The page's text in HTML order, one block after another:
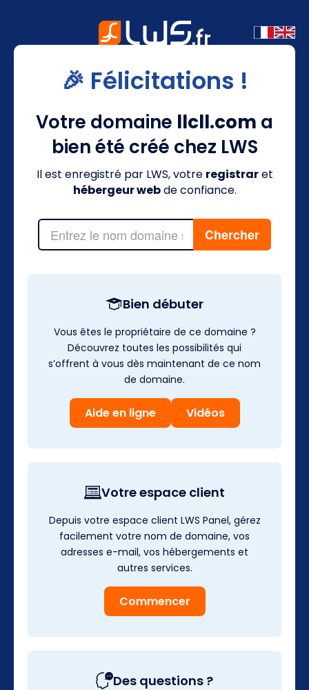
🎉 Félicitations !
Votre domaine llcll.com a
bien été créé chez LWS
Il est enregistré par LWS, votre registraret
hébergeur webde confiance.
Bien débuter
Vous êtes le propriétaire de ce domaine ?
Découvrez toutes les possibilités qui
s’offrent à vous dès maintenant de ce nom
de domaine.
Aide en ligne Vidéos
Votre espace client
Depuis votre espace client LWS Panel, gérez
facilement votre nom de domaine, vos
adresses e-mail, vos hébergements et
autres services.
Commencer
Des questions ?